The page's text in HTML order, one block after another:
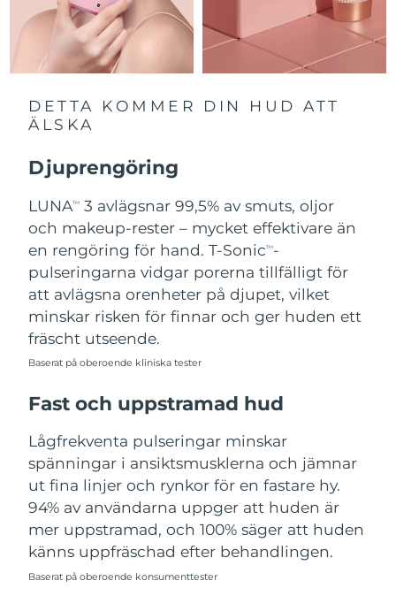
DETTA KOMMER DIN HUD ATT
ÄLSKA
Djuprengöring
LUNATM
3 avlägsnar 99,5% av smuts, oljor
och makeup-rester – mycket effektivare än
en rengöring för hand. T-SonicTM-
pulseringarna vidgar porerna tillfälligt för
att avlägsna orenheter på djupet, vilket
minskar risken för finnar och ger huden ett
fräscht utseende.
Baserat på oberoende kliniska tester
Fast och uppstramad hud
Lågfrekventa pulseringar minskar
spänningar i ansiktsmusklerna och jämnar
ut fina linjer och rynkor för en fastare hy.
94% av användarna uppger att huden är
mer uppstramad, och 100% säger att huden
känns uppfräschad efter behandlingen.
Baserat på oberoende konsumenttester
Portugal
Förväntad leverans
09/08/2026
Qatar
Réunion
Rumänien
Förväntad leverans
09/08/2026
Ryssland Förväntad leverans
Saudiarabien Förväntad leverans10/08/2026
Singapore
Slovenien
Förväntad leverans
Sydafrika Förväntad leverans17/08/2026
Sydkorea Förväntad leverans11/08/2026
Spanien